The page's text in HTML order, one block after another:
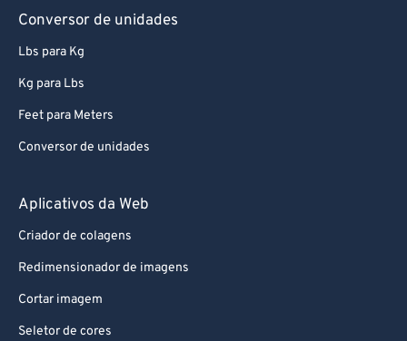
Conversor de unidades
Lbs para Kg
Kg para Lbs
Feet para Meters
Conversor de unidades
Aplicativos da Web
Criador de colagens
Redimensionador de imagens
Cortar imagem
Seletor de cores